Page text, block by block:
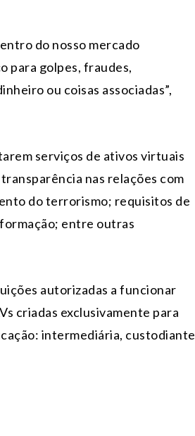
do nosso mercado
para golpes, fraudes,
ou coisas associadas”,
serviços de ativos virtuais
nas relações com
do terrorismo; requisitos de
entre outras
autorizadas a funcionar
criadas exclusivamente para
intermediária, custodiante